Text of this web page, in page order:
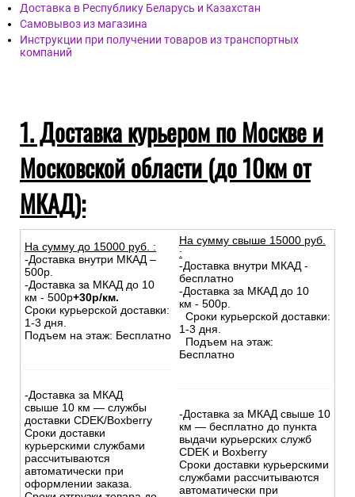
Доставка в Республику Беларусь и Казахстан
Самовывоз из магазина
Инструкции при получении товаров из транспортных
компаний
1. Доставка курьером по Москве и
Московской области (до 10км от
МКАД):
На сумму до 15000 руб. :
-Доставка внутри МКАД –
500р.
-Доставка за МКАД до 10
км - 500р+30р/км.
Сроки курьерской доставки:
1-3 дня.
Подъем на этаж: Бесплатно
-Доставка за МКАД
свыше 10 км — службы
доставки CDEK/Boxberry
Сроки доставки
курьерскими службами
рассчитываются
автоматически при
оформлении заказа.
На сумму свыше 15000 руб.
:
-Доставка внутри МКАД -
бесплатно
-Доставка за МКАД до 10
км - 500р.
Сроки курьерской доставки:
1-3 дня.
Подъем на этаж:
Бесплатно
-Доставка за МКАД свыше 10
км — бесплатно до пункта
выдачи курьерских служб
CDEK и Boxberry
Сроки доставки курьерскими
службами рассчитываются
автоматически при